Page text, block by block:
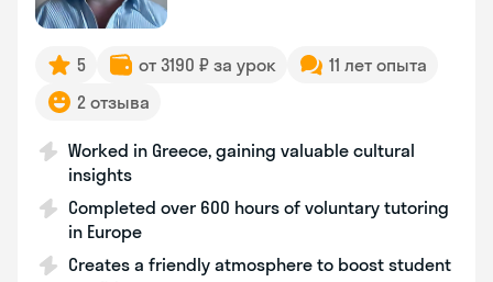
5 от 3190 ₽ за урок
11 лет опыта
2 отзыва
Worked in Greece, gaining valuable cultural
insights
Completed over 600 hours of voluntary tutoring
in Europe
Creates a friendly atmosphere to boost student